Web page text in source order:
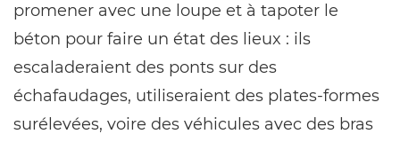
promener avec une loupe et à tapoter le
béton pour faire un état des lieux : ils
escaladeraient des ponts sur des
échafaudages, utiliseraient des plates-formes
surélevées, voire des véhicules avec des bras